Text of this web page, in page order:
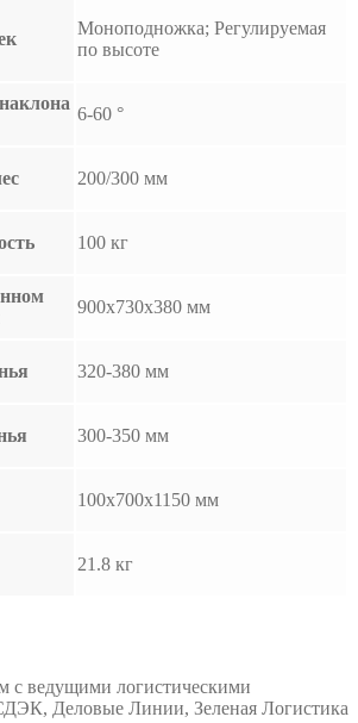
Моноподножка; Регулируемая
по высоте
6-60 °
200/300 мм
100 кг
900x730x380 мм
320-380 мм
300-350 мм
100x700x1150 мм
21.8 кг
с ведущими логистическими
Деловые Линии, Зеленая Логистика